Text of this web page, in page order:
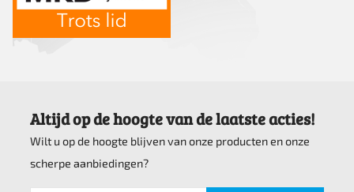
Altijd op de hoogte van de laatste acties!
Wilt u op de hoogte blijven van onze producten en onze
scherpe aanbiedingen?